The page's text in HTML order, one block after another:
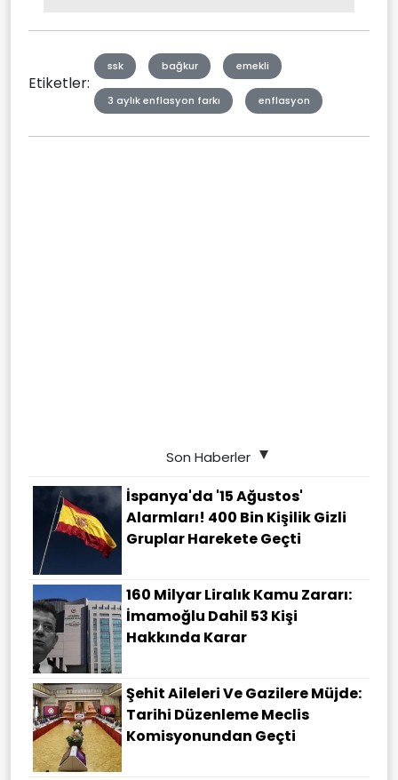
Etiketler:
ssk bağkur emekli
3 aylık enflasyon farkı enflasyon
Son Haberler
İspanya'da '15 Ağustos'
Alarmları! 400 Bin Kişilik Gizli
Gruplar Harekete Geçti
160 Milyar Liralık Kamu Zararı:
İmamoğlu Dahil 53 Kişi
Hakkında Karar
Şehit Aileleri Ve Gazilere Müjde:
Tarihi Düzenleme Meclis
Komisyonundan Geçti